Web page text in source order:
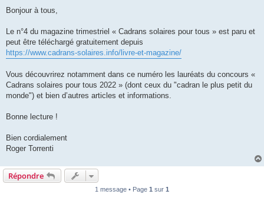
s
g
Bonjour à tous,
Le n°4 du magazine trimestriel « Cadrans solaires pour tous » est paru et
peut être téléchargé gratuitement depuis
https://www.cadrans-solaires.info/livre-et-magazine/
Vous découvrirez notamment dans ce numéro les lauréats du concours «
Cadrans solaires pour tous 2022 » (dont ceux du "cadran le plus petit du
monde") et bien d’autres articles et informations.
Bonne lecture !
Bien cordialement
Roger Torrenti
Répondre
1 message • Page 1 sur 1